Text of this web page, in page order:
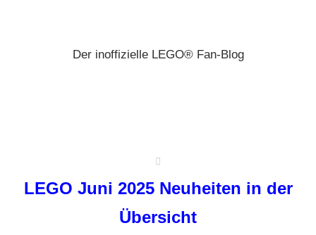
Der inoffizielle LEGO® Fan-Blog
LEGO Juni 2025 Neuheiten in der
Übersicht